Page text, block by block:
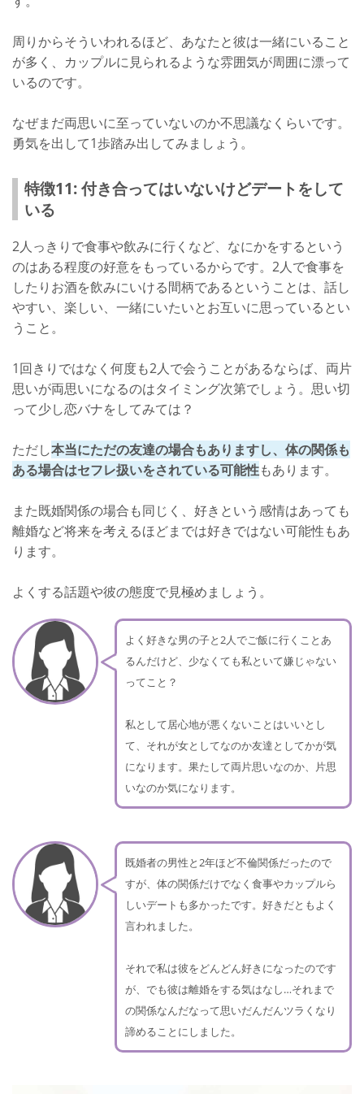
周りからそういわれるほど、あなたと彼は一緒にいること
が多く、カップルに見られるような雰囲気が周囲に漂って
いるのです。
なぜまだ両思いに至っていないのか不思議なくらいです。
勇気を出して1歩踏み出してみましょう。
特徴11: 付き合ってはいないけどデートをして
いる
2人っきりで食事や飲みに行くなど、なにかをするという
のはある程度の好意をもっているからです。2人で食事を
したりお酒を飲みにいける間柄であるということは、話し
やすい、楽しい、一緒にいたいとお互いに思っているとい
うこと。
1回きりではなく何度も2人で会うことがあるならば、両片
思いが両思いになるのはタイミング次第でしょう。思い切
って少し恋バナをしてみては？
ただし本当にただの友達の場合もありますし、体の関係も
ある場合はセフレ扱いをされている可能性もあります。
また既婚関係の場合も同じく、好きという感情はあっても
離婚など将来を考えるほどまでは好きではない可能性もあ
ります。
よくする話題や彼の態度で見極めましょう。
よく好きな男の子と2人でご飯に行くことあ
るんだけど、少なくても私といて嫌じゃない
ってこと？
私として居心地が悪くないことはいいとし
て、それが女としてなのか友達としてかが気
になります。果たして両片思いなのか、片思
いなのか気になります。
既婚者の男性と2年ほど不倫関係だったので
すが、体の関係だけでなく食事やカップルら
しいデートも多かったです。好きだともよく
言われました。
それで私は彼をどんどん好きになったのです
が、でも彼は離婚をする気はなし…それまで
の関係なんだなって思いだんだんツラくなり
諦めることにしました。